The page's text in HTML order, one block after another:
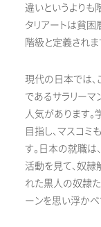
違いというよりも
タリアートは貧
階級と定義されま
現代の日本では、
であるサラリーマ
人気があります。
目指し、マスコミ
す。日本の就職は
活動を見て、奴隷
れた黒人の奴隷
ーンを思い浮かべ